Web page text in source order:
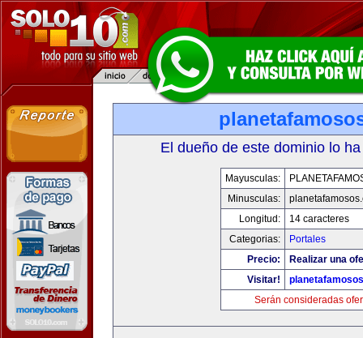
El dueño de este dominio lo
Mayusculas:
Minusculas:
Longitud:
14 caracteres
Categorias:
Portales
Precio:
Realizar una
Visitar!
Serán consideradas